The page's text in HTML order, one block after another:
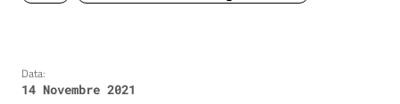
Data:
14 Novembre 2021